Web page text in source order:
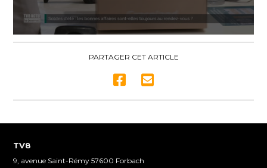
PARTAGER CET ARTICLE
TV8
9, avenue Saint-Rémy 57600 Forbach